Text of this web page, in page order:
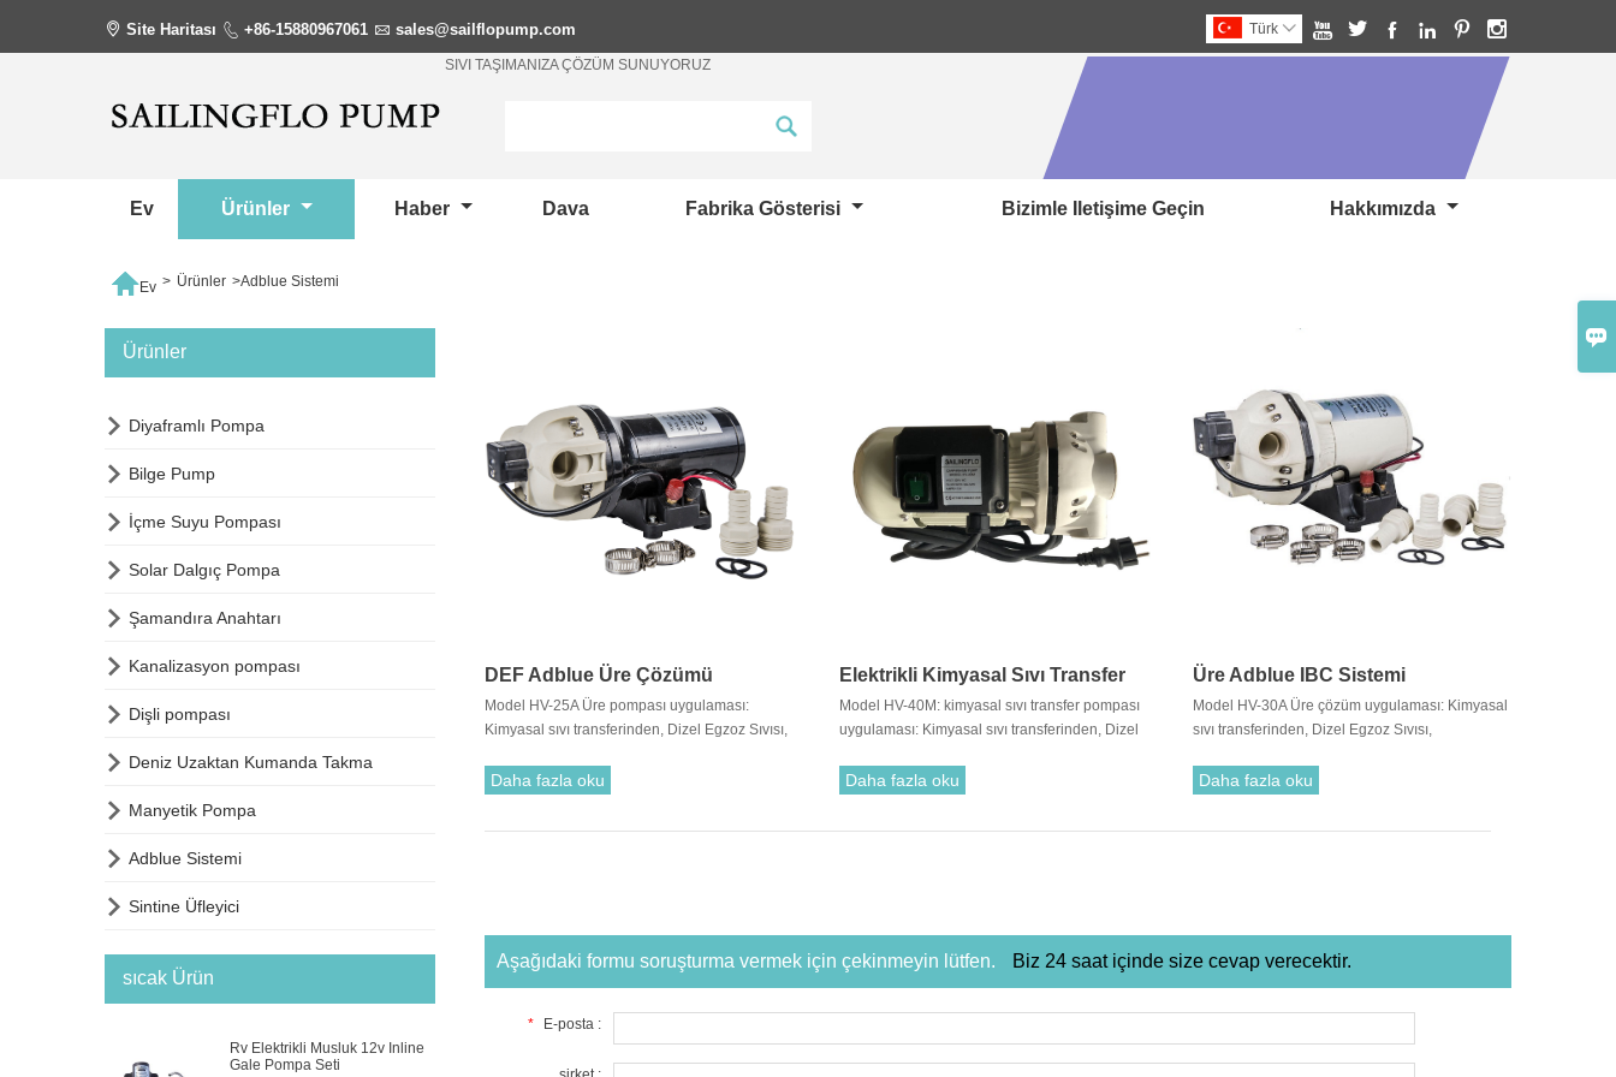

     
Türk 
 Site Haritası  +86-15880967061  sales@sailflopump.com
SIVI TAŞIMANIZA ÇÖZÜM SUNUYORUZ
Ev Ürünler Haber Dava Fabrika Gösterisi Bizimle Iletişime Geçin Hakkımızda
Ev > Ürünler >Adblue Sistemi
DEF Adblue Üre Çözümü
Model HV-25A Üre pompası uygulaması:
Kimyasal sıvı transferinden, Dizel Egzoz Sıvısı,
Torbaları veya Varillerinden boşaltma için
Daha fazla oku
Elektrikli Kimyasal Sıvı Transfer
Pompası
Model HV-40M: kimyasal sıvı transfer pompası
uygulaması: Kimyasal sıvı transferinden, Dizel
Alkalilerin Torbaları veya Varillerinden boşaltma
Daha fazla oku
Üre Adblue IBC Sistemi
Model HV-30A Üre çözüm uygulaması: Kimyasal
sıvı transferinden, Dizel Egzoz Sıvısı,
Torbaları veya Varillerinden boşaltma için
Daha fazla oku
Aşağıdaki formu soruşturma vermek için çekinmeyin lütfen. Biz 24 saat içinde size cevap verecektir.
* E-posta :
Ürünler
 Diyaframlı Pompa
 Bilge Pump
 İçme Suyu Pompası
 Solar Dalgıç Pompa
 Şamandıra Anahtarı
 Kanalizasyon pompası
 Dişli pompası
 Deniz Uzaktan Kumanda Takma
 Manyetik Pompa
 Adblue Sistemi
 Sintine Üfleyici
sıcak Ürün
Rv Elektrikli Musluk 12v Inline
Gale Pompa Seti